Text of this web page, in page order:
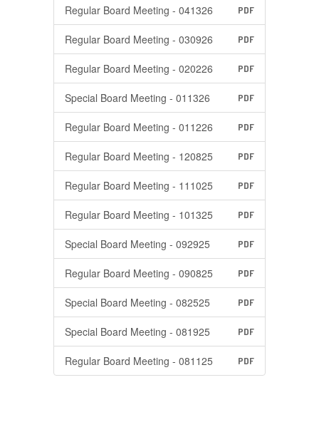
Regular Board Meeting - 041326 PDF
Regular Board Meeting - 030926 PDF
Regular Board Meeting - 020226 PDF
Special Board Meeting - 011326 PDF
Regular Board Meeting - 011226 PDF
Regular Board Meeting - 120825 PDF
Regular Board Meeting - 111025 PDF
Regular Board Meeting - 101325 PDF
Special Board Meeting - 092925 PDF
Regular Board Meeting - 090825 PDF
Special Board Meeting - 082525 PDF
Special Board Meeting - 081925 PDF
Regular Board Meeting - 081125 PDF